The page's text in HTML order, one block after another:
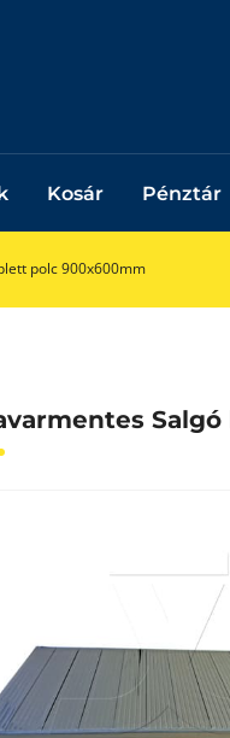
Kosár Pénztár
polc 900x600mm